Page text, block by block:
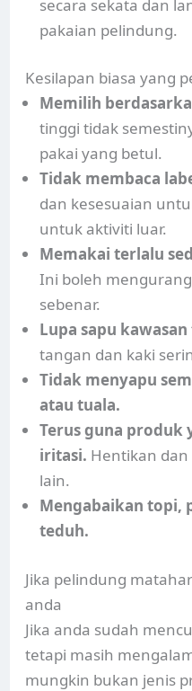
secara sekata dan
pakaian pelindung.
Kesilapan biasa yang
Memilih
tinggi tidak
pakai yang betul.
Tidak membaca
dan kesesuaian
untuk aktiviti luar.
Memakai terlalu
Ini boleh
sebenar.
Lupa sapu
tangan dan kaki
Tidak menyapu
atau tuala.
Terus guna produk
iritasi. Hentikan
lain.
Mengabaikan topi,
teduh.
Jika pelindung
anda
Jika anda sudah
tetapi masih
mungkin bukan jenis